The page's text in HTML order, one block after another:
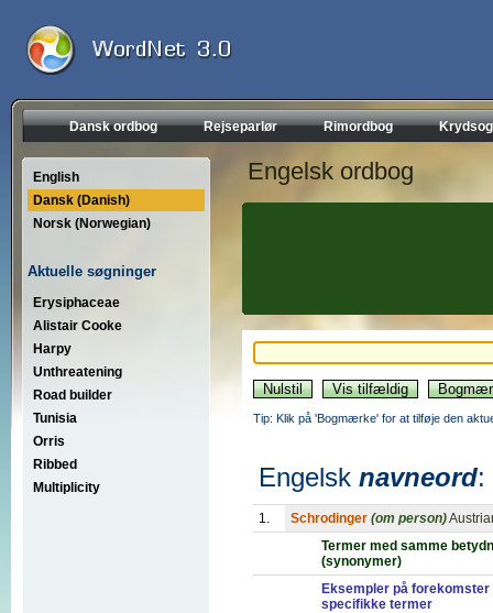
Dansk ordbog Rejseparlør Rimordbog
English
Dansk (Danish)
Norsk (Norwegian)
Aktuelle søgninger
Erysiphaceae
Alistair Cooke
Harpy
Unthreatening
Road builder
Tunisia
Orris
Ribbed
Multiplicity
Engelsk ordbog
Tip: Klik på 'Bogmærke' for at tilføje den
Engelsk navneord:
1. Schrodinger (om person)
Termer med samme
(synonymer)
Eksempler på forekomster
specifikke termer